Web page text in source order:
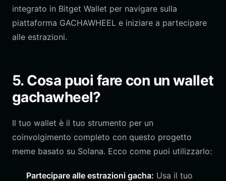
integrato in Bitget Wallet per navigare sulla
piattaforma GACHAWHEEL e iniziare a partecipare
alle estrazioni.
5. Cosa puoi fare con un wallet
gachawheel?
Il tuo wallet è il tuo strumento per un
coinvolgimento completo con questo progetto
meme basato su Solana. Ecco come puoi utilizzarlo:
Partecipare alle estrazioni gacha: Usa il tuo